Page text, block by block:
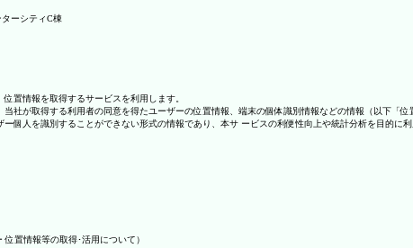
ターシティC棟
置情報を取得するサービスを利用します。
社が取得する利用者の同意を得たユーザーの位置情報、端末の個体識別情報などの情報（以下「
個人を識別することができない形式の情報であり、本サ ービスの利便性向上や統計分析を目的
置情報等の取得･活用について）